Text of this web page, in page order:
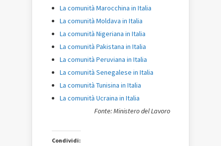
La comunità Marocchina in Italia
La comunità Moldava in Italia
La comunità Nigeriana in Italia
La comunità Pakistana in Italia
La comunità Peruviana in Italia
La comunità Senegalese in Italia
La comunità Tunisina in Italia
La comunità Ucraina in Italia
Fonte: Ministero del Lavoro
Condividi: